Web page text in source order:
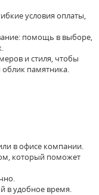
условия оплаты,
помощь в выборе,
и стиля, чтобы
памятника.
в офисе компании.
который поможет
в удобное время.